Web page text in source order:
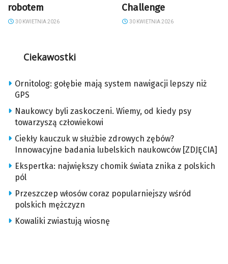
robotem
30 KWIETNIA 2026
Challenge
30 KWIETNIA 2026
Ciekawostki
Ornitolog: gołębie mają system nawigacji lepszy niż
GPS
Naukowcy byli zaskoczeni. Wiemy, od kiedy psy
towarzyszą człowiekowi
Ciekły kauczuk w służbie zdrowych zębów?
Innowacyjne badania lubelskich naukowców [ZDJĘCIA]
Ekspertka: największy chomik świata znika z polskich
pól
Przeszczep włosów coraz popularniejszy wśród
polskich mężczyzn
Kowaliki zwiastują wiosnę